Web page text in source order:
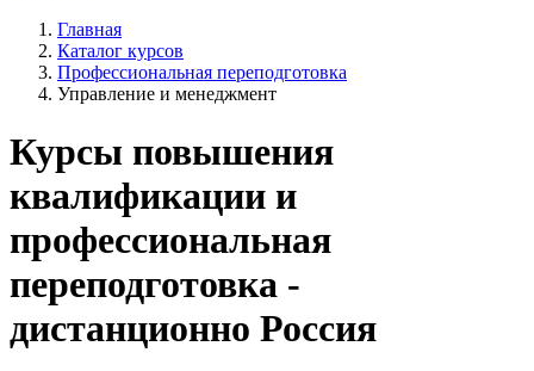
Главная
Каталог курсов
Профессиональная переподготовка
Управление и менеджмент
Курсы повышения
квалификации и
профессиональная
переподготовка -
дистанционно Россия